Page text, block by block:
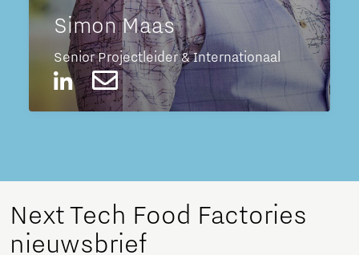
Simon Maas
Senior Projectleider & Internationaal
Next Tech Food Factories
nieuwsbrief